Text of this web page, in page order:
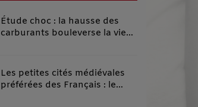
Étude choc : la hausse des
carburants bouleverse la vie
Les petites cités médiévales
préférées des Français : le